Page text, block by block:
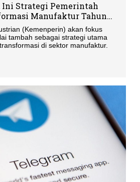
Ini Strategi Pemerintah
Manufaktur Tahun
(Kemenperin) akan fokus
tambah sebagai strategi utama
di sektor manufaktur.